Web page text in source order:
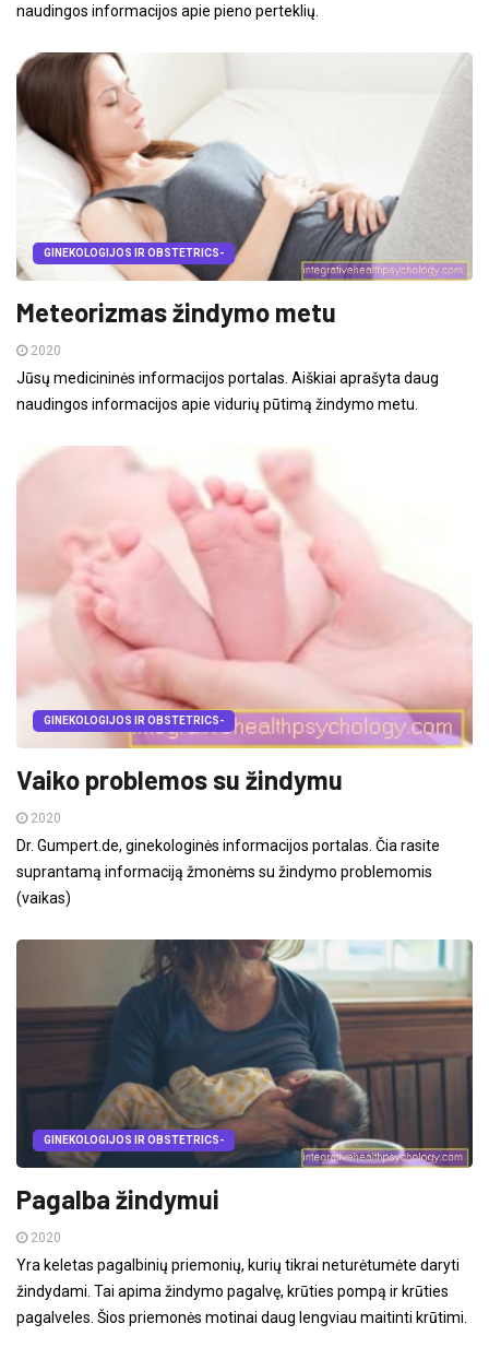
naudingos informacijos apie pieno perteklių.
GINEKOLOGIJOS IR OBSTETRICS-
Meteorizmas žindymo metu
2020
Jūsų medicininės informacijos portalas. Aiškiai aprašyta daug
naudingos informacijos apie vidurių pūtimą žindymo metu.
GINEKOLOGIJOS IR OBSTETRICS-
Vaiko problemos su žindymu
2020
Dr. Gumpert.de, ginekologinės informacijos portalas. Čia rasite
suprantamą informaciją žmonėms su žindymo problemomis
(vaikas)
GINEKOLOGIJOS IR OBSTETRICS-
Pagalba žindymui
2020
Yra keletas pagalbinių priemonių, kurių tikrai neturėtumėte daryti
žindydami. Tai apima žindymo pagalvę, krūties pompą ir krūties
pagalveles. Šios priemonės motinai daug lengviau maitinti krūtimi.